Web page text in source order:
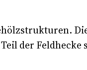
der Feldhecke